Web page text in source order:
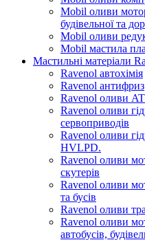
Mobil оливи
будівельної та
Mobil оливи
Mobil мастила
Мастильні матеріали
Ravenol автохімія
Ravenol антифриз
Ravenol оливи
Ravenol оливи
сервоприводів
Ravenol оливи
HVLPD.
Ravenol оливи
скутерів
Ravenol оливи
та бусів
Ravenol оливи
Ravenol оливи
автобусів,